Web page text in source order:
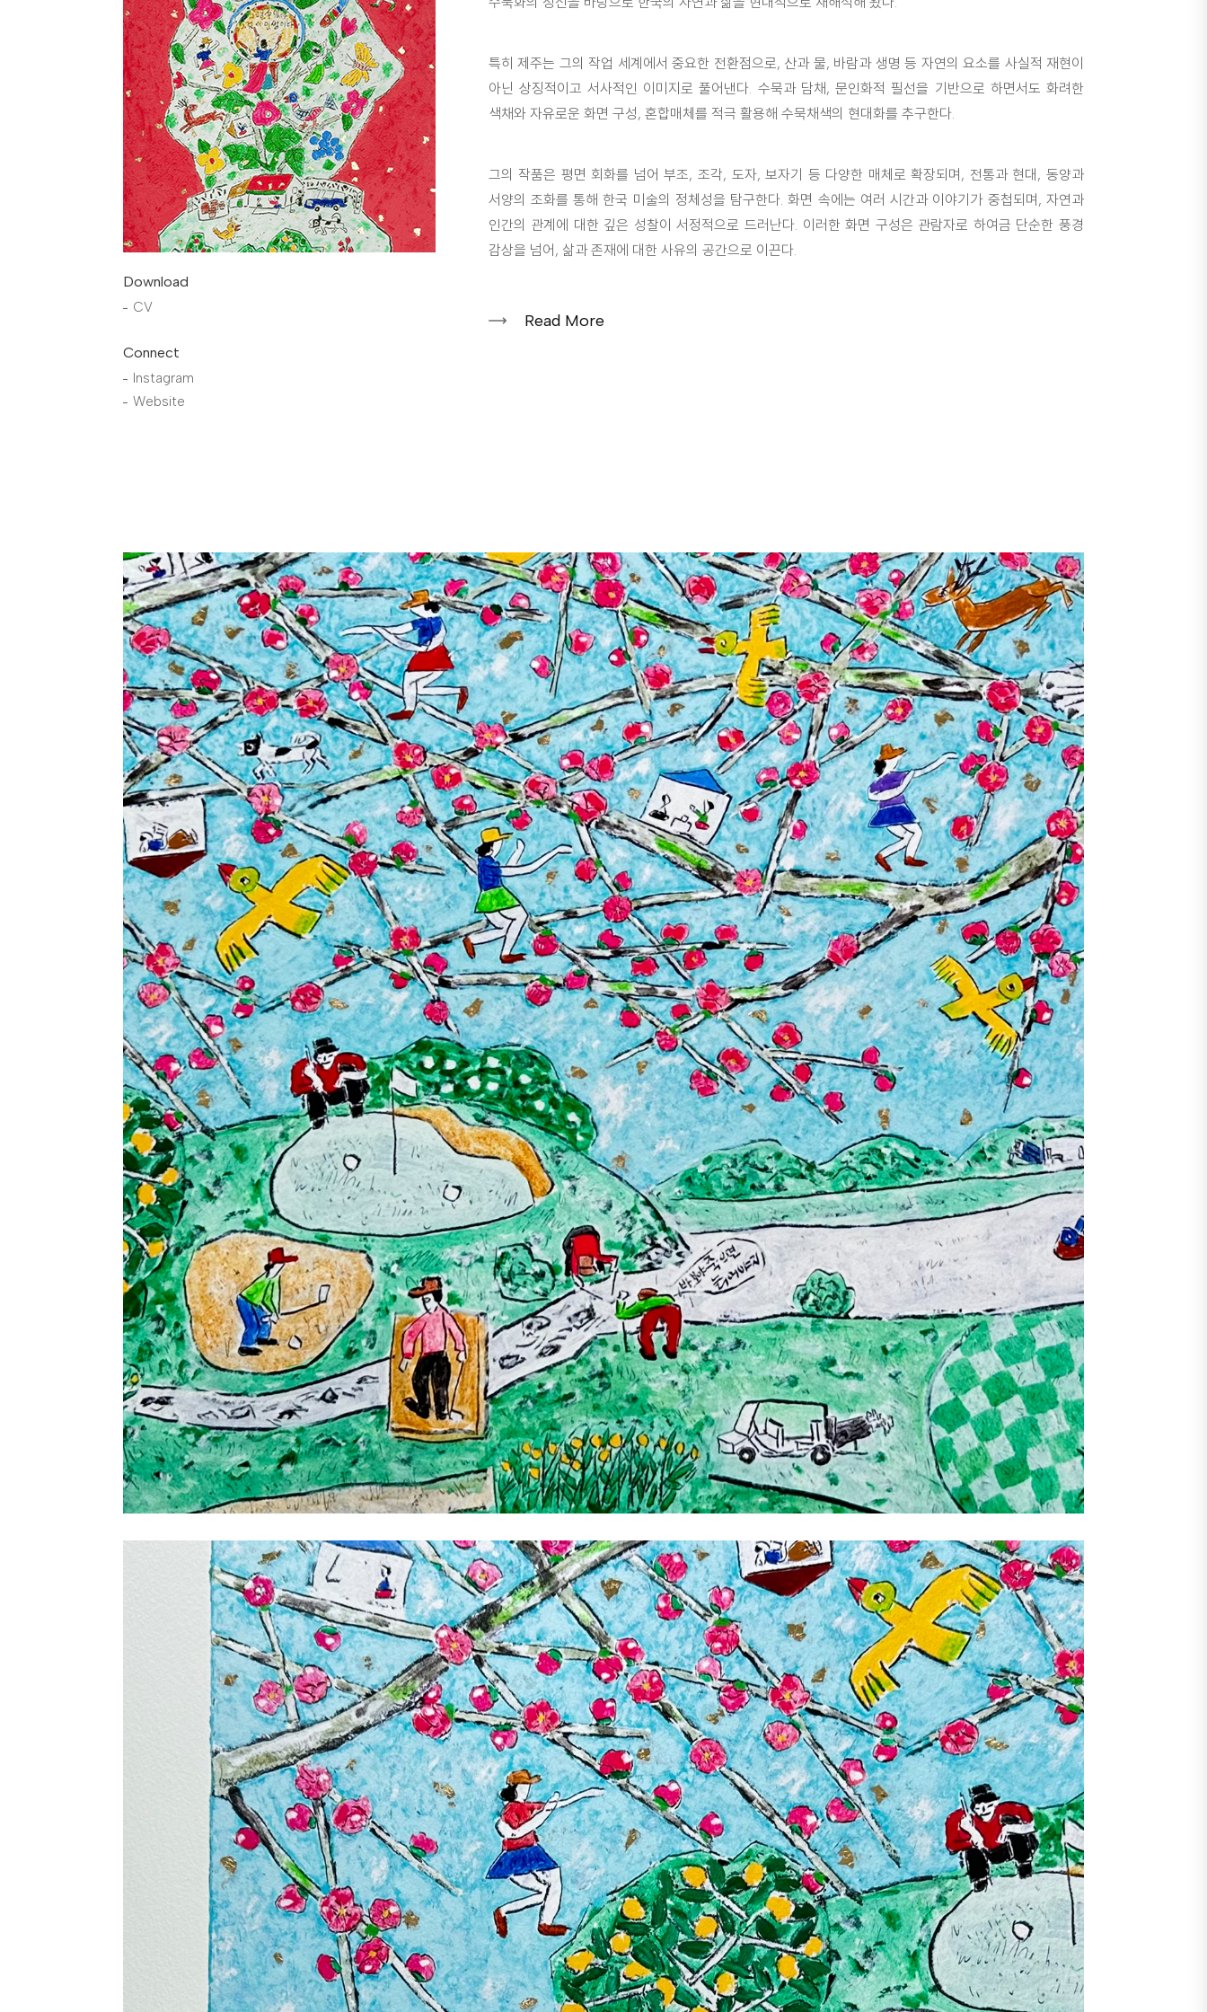
Download
CV
Connect
Instagram
Website
특히 제주는 그의 작업 세계에서 중요한 전환점으로, 산과 물, 바람과 생명 등 자연의 요소를 사실적 재현이
아닌 상징적이고 서사적인 이미지로 풀어낸다. 수묵과 담채, 문인화적 필선을 기반으로 하면서도 화려한
색채와 자유로운 화면 구성, 혼합매체를 적극 활용해 수묵채색의 현대화를 추구한다.
그의 작품은 평면 회화를 넘어 부조, 조각, 도자, 보자기 등 다양한 매체로 확장되며, 전통과 현대, 동양과
서양의 조화를 통해 한국 미술의 정체성을 탐구한다. 화면 속에는 여러 시간과 이야기가 중첩되며, 자연과
인간의 관계에 대한 깊은 성찰이 서정적으로 드러난다. 이러한 화면 구성은 관람자로 하여금 단순한 풍경
감상을 넘어, 삶과 존재에 대한 사유의 공간으로 이끈다.
Read More